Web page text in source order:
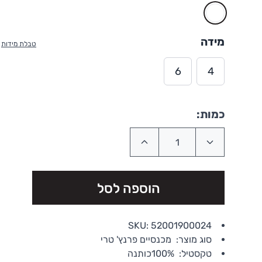
לבן
מידה טבלת מידות
4
6
כמות:
הוספה לסל
SKU: 52001900024
סוג מוצר: מכנסיים פרנץ' טרי
טקסטיל: 100%כותנה